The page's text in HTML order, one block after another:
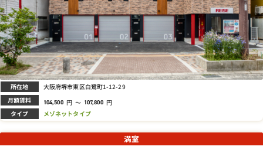
所在地 大阪府堺市東区白鷺町1-12-29
月額賃料 104,500 円 ～ 107,800 円
タイプ メゾネットタイプ
満室